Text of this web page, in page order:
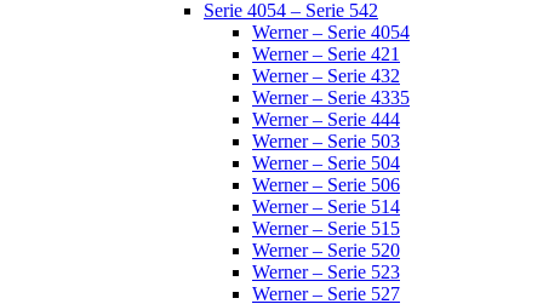
Serie 4054 – Serie 542
Werner – Serie 4054
Werner – Serie 421
Werner – Serie 432
Werner – Serie 4335
Werner – Serie 444
Werner – Serie 503
Werner – Serie 504
Werner – Serie 506
Werner – Serie 514
Werner – Serie 515
Werner – Serie 520
Werner – Serie 523
Werner – Serie 527